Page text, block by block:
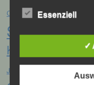
Centa Hollweck
Schultz
Keifenheim
Georg
Jahreshauptversammlung
Online-
Ausdruck der
genetischen,
natürlichen
Essenziell
✓